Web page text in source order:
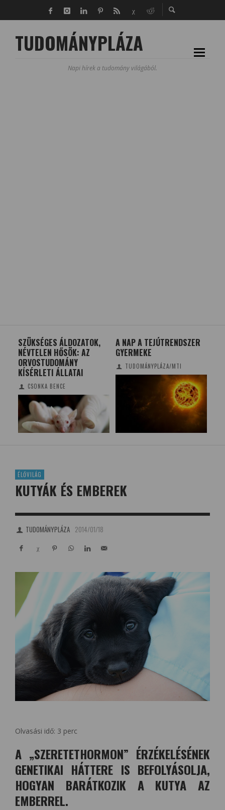
TUDOMÁNYPLÁZA
Napi hírek a tudomány világából.
A NAP A TEJÚTRENDSZER
GYERMEKE
TUDOMÁNYPLÁZA/MTI
AZ ÓRAÁTÁLLÍTÁS
ÉRDEKESSÉGEI
GAZSI KATALIN BARBARA
ÉLŐVILÁG
KUTYÁK ÉS EMBEREK
TUDOMÁNYPLÁZA 2014/01/18
Olvasási idő: 3 perc
A „SZERETETHORMON” ÉRZÉKELÉSÉNEK
GENETIKAI HÁTTERE IS BEFOLYÁSOLJA,
HOGYAN BARÁTKOZIK A KUTYA AZ
EMBERREL.